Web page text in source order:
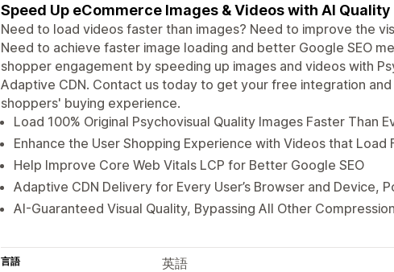
Speed Up eCommerce Images & Videos with AI Quality
Need to load videos faster than images? Need to improve the
Need to achieve faster image loading and better Google SEO
shopper engagement by speeding up images and videos with
Adaptive CDN. Contact us today to get your free integration
shoppers' buying experience.
Load 100% Original Psychovisual Quality Images Faster Than
Enhance the User Shopping Experience with Videos that Load
Help Improve Core Web Vitals LCP for Better Google SEO
Adaptive CDN Delivery for Every User’s Browser and Device,
AI-Guaranteed Visual Quality, Bypassing All Other
言語
英語